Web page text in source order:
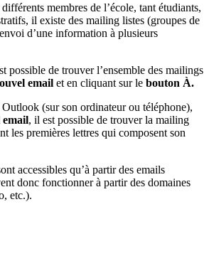
membres de l’école, tant étudiants,
il existe des mailing listes (groupes de
d’une information à plusieurs
possible de trouver l’ensemble des mailings
email et en cliquant sur le bouton À.
(sur son ordinateur ou téléphone),
email, il est possible de trouver la mailing
les premières lettres qui composent son
accessibles qu’à partir des emails
donc fonctionner à partir des domaines
etc.).